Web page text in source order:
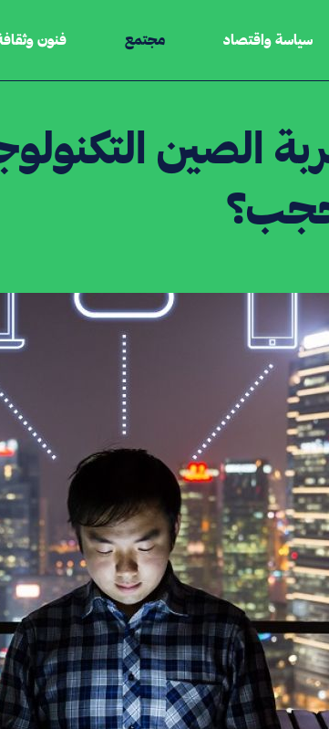
سياسة واقتصاد مجتمع فنون
الصين